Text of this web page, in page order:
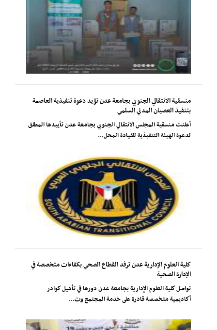
منسقية الانتقالي الجنوبي بجامعة عدن تؤيد دعوة تنفيذية العاصمة
بتنفيذ العصيان المدني السلمي
أعلنت منسقية المجلس الانتقالي الجنوبي بجامعة عدن تأييدها المطلق
لدعوة الهيئة التنفيذية للقيادة المحل...
كلية العلوم الإدارية عدن ترفد القطاع الصحي بكفاءات متخصصة في
الإدارة الصحية
تواصل كلية العلوم الإدارية بجامعة عدن دورها في تأهيل كوادر
أكاديمية متخصصة قادرة على خدمة المجتمع وت...